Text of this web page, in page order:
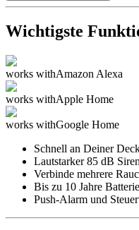
Wichtigste
works withAmazon Alexa
works withApple Home
works withGoogle Home
Schnell an Deiner
Lautstarker 85 dB
Verbinde mehrere
Bis zu 10 Jahre
Push-Alarm und